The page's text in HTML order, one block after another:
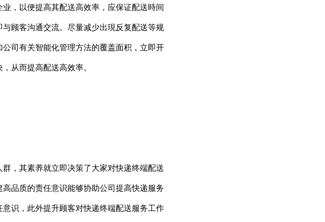
，以便提高其配送高效率，应保证配送時间
顾客沟通交流。尽量减少出現反复配送等规
司有关智能化管理方法的覆盖面积，立即开
从而提高配送高效率。
，其素养就立即决策了大家对快递终端配送
品质的责任意识能够协助公司提高快递服务
识，此外提升顾客对快递终端配送服务工作